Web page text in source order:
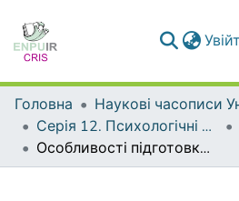
Головна
Серія 12. Психологічні науки
Особливості підготовки майбутніх вчителів до прийняття педагогічних рішень